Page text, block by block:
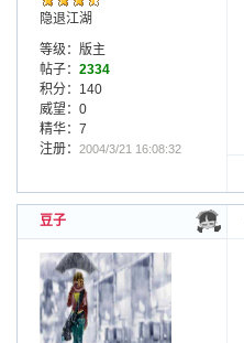
隐退江湖
等级：版主
帖子： 2334
积分：140
威望：0
精华：7
注册： 2004/3/21 16:08:32
豆子